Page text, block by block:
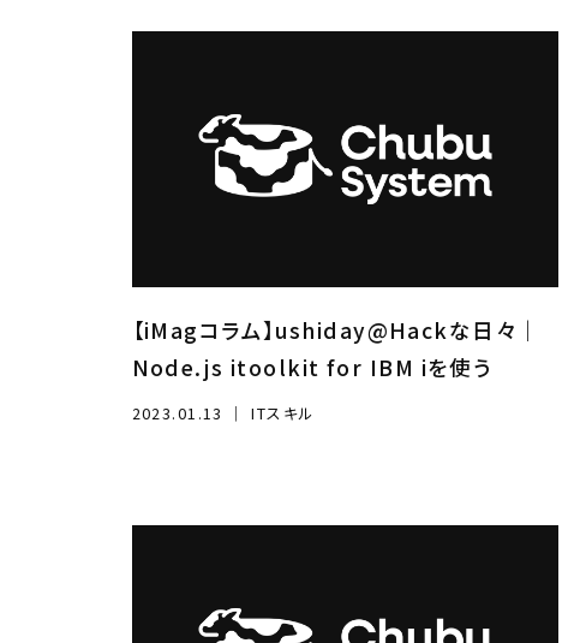
【iMagコラム】ushiday@Hackな日々｜
Node.js itoolkit for IBM iを使う
2023.01.13 ｜ITスキル